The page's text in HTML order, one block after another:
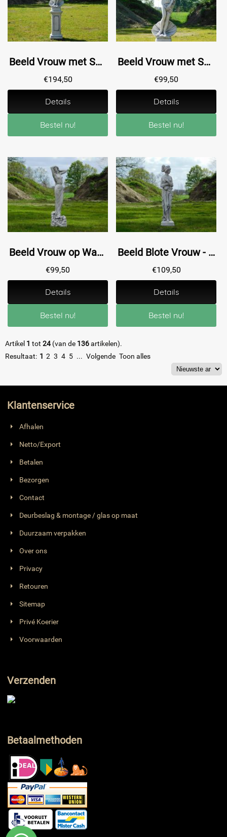
Beeld Vrouw met Schelp op Sokkel - 140 cm - Steen
€194,50
Details
Bestel nu!
Beeld Vrouw met Schelp - 82 cm - Steen
€99,50
Details
Bestel nu!
Beeld Vrouw op Waterloop - 70 cm - Steen
€99,50
Details
Bestel nu!
Beeld Blote Vrouw - 75 cm - Steen
€109,50
Details
Bestel nu!
Artikel 1 tot 24(van de 136artikelen).
Resultaat: 1 2 3 4 5 ... Volgende Toon alles
Klantenservice
Afhalen
Netto/Export
Betalen
Bezorgen
Contact
Deurbeslag & montage / glas op maat
Duurzaam verpakken
Over ons
Privacy
Retouren
Sitemap
Privé Koerier
Voorwaarden
Verzenden
Betaalmethoden